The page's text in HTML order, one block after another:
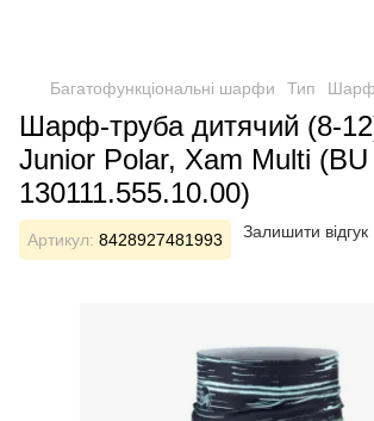
Багатофункціональні шарфи Тип
Шарф-труба дитячий (8-
Junior Polar, Xam Multi (BU
130111.555.10.00)
Артикул: 8428927481993 Залишити відгук